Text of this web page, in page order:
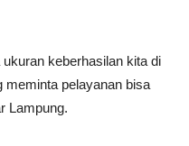
keberhasilan kita di
meminta pelayanan bisa
Lampung.